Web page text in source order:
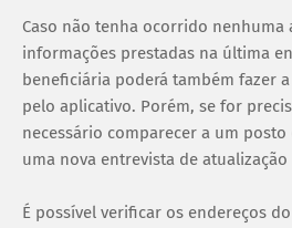
Caso não tenha ocorrido nenhuma
informações prestadas na última
beneficiária poderá também fazer
pelo aplicativo. Porém, se for
necessário comparecer a um
uma nova entrevista de atualização
É possível verificar os endereços